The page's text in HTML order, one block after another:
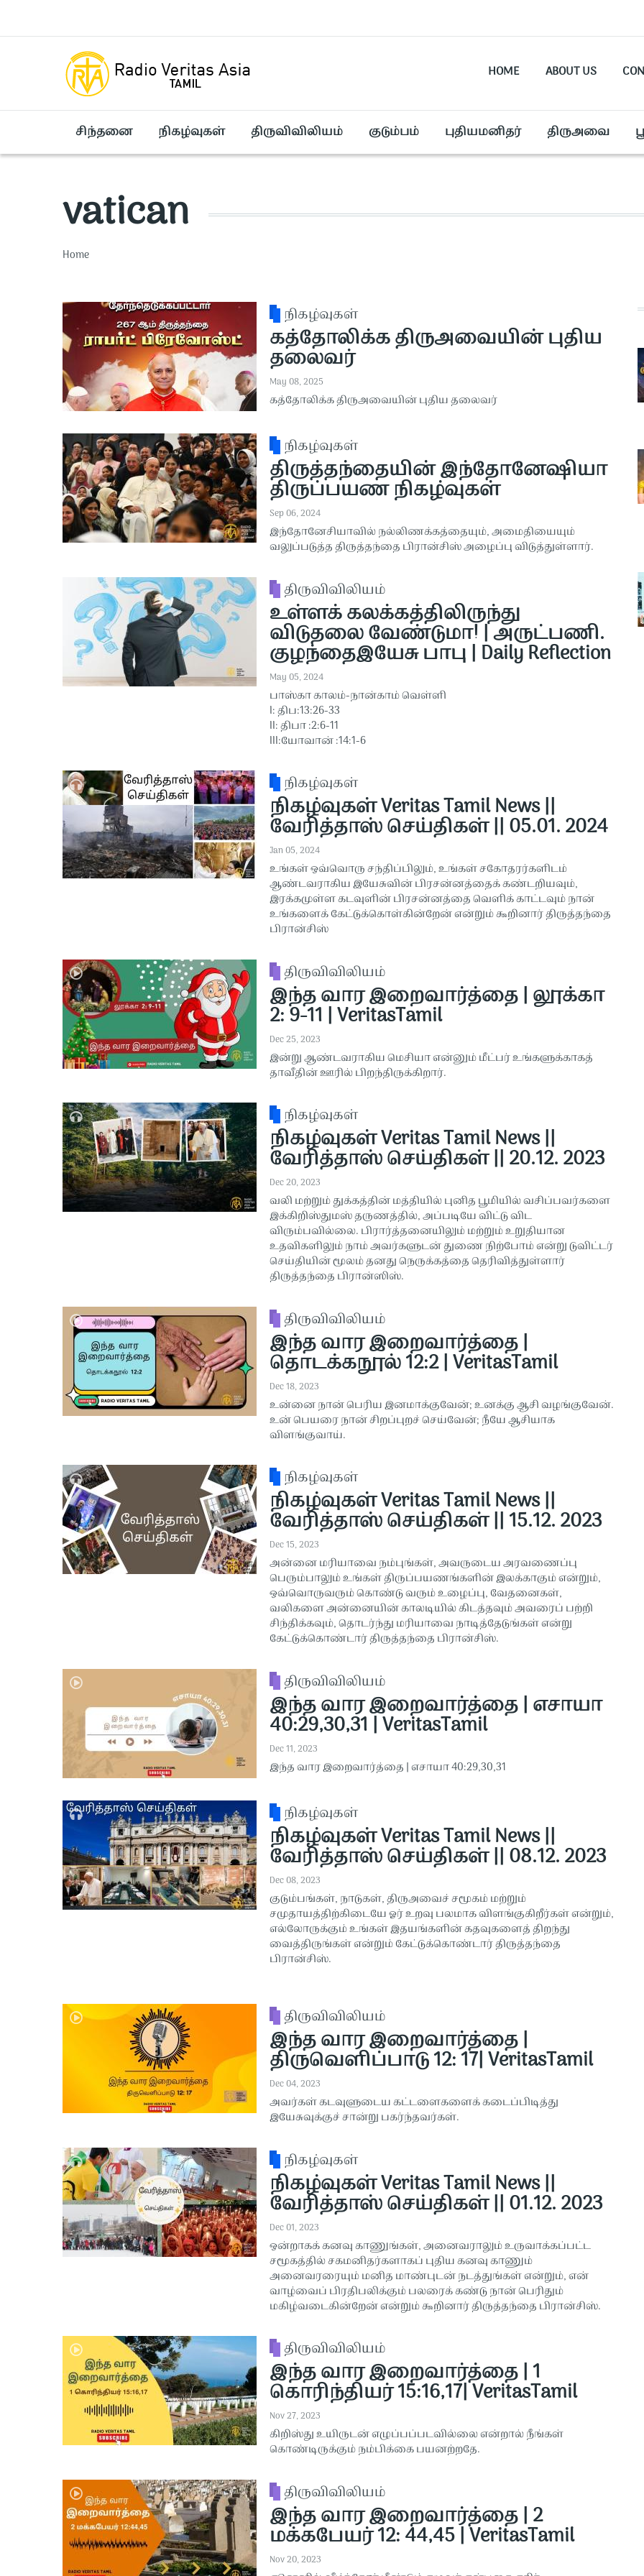
HOME ABOUT US
சிந்தனை நிகழ்வுகள் திருவிவிலியம் குடும்பம் புதியமனிதர் திருஅவை
vatican
Breadcrumb
Home
நிகழ்வுகள்
கத்தோலிக்க திருஅவையின் புதிய
தலைவர்
May 08, 2025
கத்தோலிக்க திருஅவையின் புதிய தலைவர்
நிகழ்வுகள்
திருத்தந்தையின் இந்தோனேஷியா
திருப்பயண நிகழ்வுகள்
Sep 06, 2024
இந்தோனேசியாவில் நல்லிணக்கத்தையும், அமைதியையும்
வலுப்படுத்த திருத்தந்தை பிரான்சிஸ் அழைப்பு விடுத்துள்ளார்.
திருவிவிலியம்
உள்ளக் கலக்கத்திலிருந்து
விடுதலை வேண்டுமா! | அருட்பணி.
குழந்தைஇயேசு பாபு | Daily Reflection
May 05, 2024
பாஸ்கா காலம்-நான்காம் வெள்ளி
I: திப:13:26-33
II: திபா :2:6-11
III:யோவான் :14:1-6
நிகழ்வுகள்
நிகழ்வுகள் Veritas Tamil News ||
வேரித்தாஸ் செய்திகள் || 05.01. 2024
Jan 05, 2024
உங்கள் ஒவ்வொரு சந்திப்பிலும், உங்கள் சகோதரர்களிடம்
ஆண்டவராகிய இயேசுவின் பிரசன்னத்தைக் கண்டறியவும்,
இரக்கமுள்ள கடவுளின் பிரசன்னத்தை வெளிக் காட்டவும் நான்
உங்களைக் கேட்டுக்கொள்கின்றேன் என்றும் கூறினார் திருத்தந்தை
பிரான்சிஸ்
திருவிவிலியம்
இந்த வார இறைவார்த்தை | லூக்கா
2: 9-11 | VeritasTamil
Dec 25, 2023
இன்று ஆண்டவராகிய மெசியா என்னும் மீட்பர் உங்களுக்காகத்
தாவீதின் ஊரில் பிறந்திருக்கிறார்.
நிகழ்வுகள்
நிகழ்வுகள் Veritas Tamil News ||
வேரித்தாஸ் செய்திகள் || 20.12. 2023
Dec 20, 2023
வலி மற்றும் துக்கத்தின் மத்தியில் புனித பூமியில் வசிப்பவர்களை
இக்கிறிஸ்துமஸ் தருணத்தில், அப்படியே விட்டு விட
விரும்பவில்லை. பிரார்த்தனையிலும் மற்றும் உறுதியான
உதவிகளிலும் நாம் அவர்களுடன் துணை நிற்போம் என்று டுவிட்டர்
செய்தியின் மூலம் தனது நெருக்கத்தை தெரிவித்துள்ளார்
திருத்தந்தை பிரான்ஸிஸ்.
திருவிவிலியம்
இந்த வார இறைவார்த்தை |
தொடக்கநூல் 12:2 | VeritasTamil
Dec 18, 2023
உன்னை நான் பெரிய இனமாக்குவேன்; உனக்கு ஆசி வழங்குவேன்.
உன் பெயரை நான் சிறப்புறச் செய்வேன்; நீயே ஆசியாக
விளங்குவாய்.
நிகழ்வுகள்
நிகழ்வுகள் Veritas Tamil News ||
வேரித்தாஸ் செய்திகள் || 15.12. 2023
Dec 15, 2023
அன்னை மரியாவை நம்புங்கள், அவருடைய அரவணைப்பு
பெரும்பாலும் உங்கள் திருப்பயணங்களின் இலக்காகும் என்றும்,
ஒவ்வொருவரும் கொண்டு வரும் உழைப்பு, வேதனைகள்,
வலிகளை அன்னையின் காலடியில் கிடத்தவும் அவரைப் பற்றி
சிந்திக்கவும், தொடர்ந்து மரியாவை நாடித்தேடுங்கள் என்று
கேட்டுக்கொண்டார் திருத்தந்தை பிரான்சிஸ்.
திருவிவிலியம்
இந்த வார இறைவார்த்தை | எசாயா
40:29,30,31 | VeritasTamil
Dec 11, 2023
இந்த வார இறைவார்த்தை | எசாயா 40:29,30,31
நிகழ்வுகள்
நிகழ்வுகள் Veritas Tamil News ||
வேரித்தாஸ் செய்திகள் || 08.12. 2023
Dec 08, 2023
குடும்பங்கள், நாடுகள், திருஅவைச் சமூகம் மற்றும்
சமுதாயத்திற்கிடையே ஓர் உறவு பலமாக விளங்குகிறீர்கள் என்றும்,
எல்லோருக்கும் உங்கள் இதயங்களின் கதவுகளைத் திறந்து
வைத்திருங்கள் என்றும் கேட்டுக்கொண்டார் திருத்தந்தை
பிரான்சிஸ்.
திருவிவிலியம்
இந்த வார இறைவார்த்தை |
திருவெளிப்பாடு 12: 17| VeritasTamil
Dec 04, 2023
அவர்கள் கடவுளுடைய கட்டளைகளைக் கடைப்பிடித்து
இயேசுவுக்குச் சான்று பகர்ந்தவர்கள்.
நிகழ்வுகள்
நிகழ்வுகள் Veritas Tamil News ||
வேரித்தாஸ் செய்திகள் || 01.12. 2023
Dec 01, 2023
ஒன்றாகக் கனவு காணுங்கள், அனைவராலும் உருவாக்கப்பட்ட
சமூகத்தில் சகமனிதர்களாகப் புதிய கனவு காணும்
அனைவரரையும் மனித மாண்புடன் நடத்துங்கள் என்றும், என்
வாழ்வைப் பிரதிபலிக்கும் பலரைக் கண்டு நான் பெரிதும்
மகிழ்வடைகின்றேன் என்றும் கூறினார் திருத்தந்தை பிரான்சிஸ்.
திருவிவிலியம்
இந்த வார இறைவார்த்தை | 1
கொரிந்தியர் 15:16,17| VeritasTamil
Nov 27, 2023
கிறிஸ்து உயிருடன் எழுப்பப்படவில்லை என்றால் நீங்கள்
கொண்டிருக்கும் நம்பிக்கை பயனற்றதே.
திருவிவிலியம்
இந்த வார இறைவார்த்தை | 2
மக்கபேயர் 12: 44,45 | VeritasTamil
Nov 20, 2023